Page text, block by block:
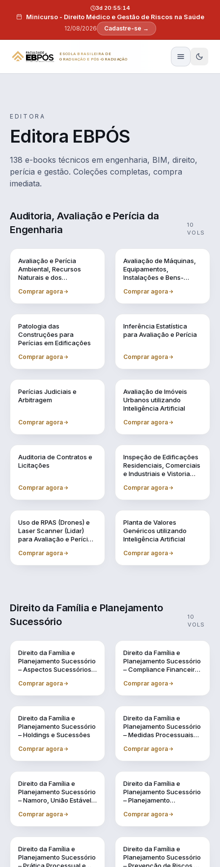
Minicurso - Direito Médico e Gestão de Riscos na Saúde
12/08/2026
3d 20:55:13
Cadastre-se →
ESCOLA BRASILEIRA DE
GRADUAÇÃO E PÓS-GRADUAÇÃO
EDITORA
Editora EBPÓS
138 e-books técnicos em engenharia, BIM, direito,
perícia e gestão. Coleções completas, compra
imediata.
Auditoria, Avaliação e Perícia da
Engenharia
10
VOLS
Avaliação e Perícia
Ambiental, Recursos
Naturais e dos
Comprar agora
Avaliação de Máquinas,
Equipamentos,
Instalações e Bens-
Comprar agora
Patologia das
Construções para
Perícias em Edificações
Comprar agora
Inferência Estatística
para Avaliação e Perícia
Comprar agora
Vol. 4
Perícias Judiciais e
Arbitragem
Comprar agora
Avaliação de Imóveis
Urbanos utilizando
Inteligência Artificial
Comprar agora
Auditoria de Contratos e
Licitações
Comprar agora
Inspeção de Edificações
Residenciais, Comerciais
e Industriais e Vistoria
Comprar agora
Uso de RPAS (Drones) e
Laser Scanner (Lidar)
para Avaliação e Perícia
Comprar agora
Planta de Valores
Genéricos utilizando
Inteligência Artificial
Comprar agora
Direito da Família e Planejamento
Sucessório
10
VOLS
Direito da Família e
Planejamento Sucessório
– Aspectos Sucessórios
Comprar agora
Direito da Família e
Planejamento Sucessório
– Compliance Financeiro
Familiar
Comprar agora
Direito da Família e
Planejamento Sucessório
– Holdings e Sucessões
Comprar agora
Direito da Família e
Planejamento Sucessório
– Medidas Processuais
Comprar agora
Direito da Família e
Planejamento Sucessório
– Namoro, União Estável e
Possibilidades
Comprar agora
Direito da Família e
Planejamento Sucessório
– Planejamento
Comprar agora
Direito da Família e
Planejamento Sucessório
Direito da Família e
Planejamento Sucessório